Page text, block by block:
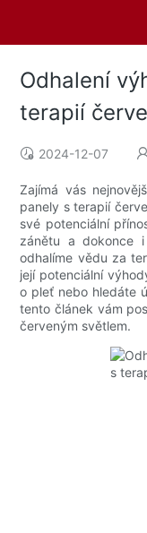
Odhalení
terapií
2024-12-07
Zajímá vás
panely s terapií
své potenciální
zánětu a dokonce
odhalíme vědu za
její potenciální
o pleť nebo hledáte
tento článek vám
červeným světlem.